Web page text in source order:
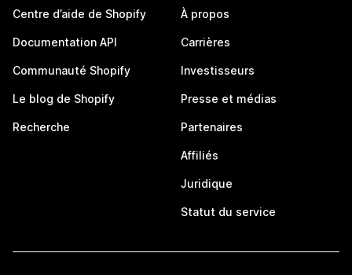
Centre d’aide de Shopify
Documentation API
Communauté Shopify
Le blog de Shopify
Recherche
À propos
Carrières
Investisseurs
Presse et médias
Partenaires
Affiliés
Juridique
Statut du service